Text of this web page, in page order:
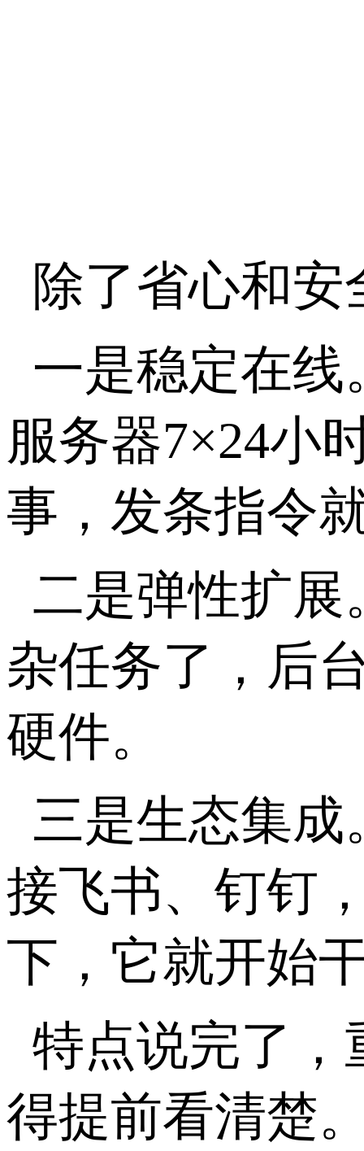
除了省心和
一是稳定在
服务器7×24小
事，发条指令
二是弹性扩展
杂任务了，后
硬件。
三是生态集成
接飞书、钉钉
下，它就开始
特点说完了，
得提前看清楚